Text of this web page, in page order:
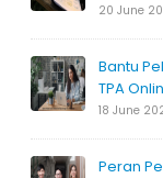
20 June
Bantu
TPA
18 June
Peran